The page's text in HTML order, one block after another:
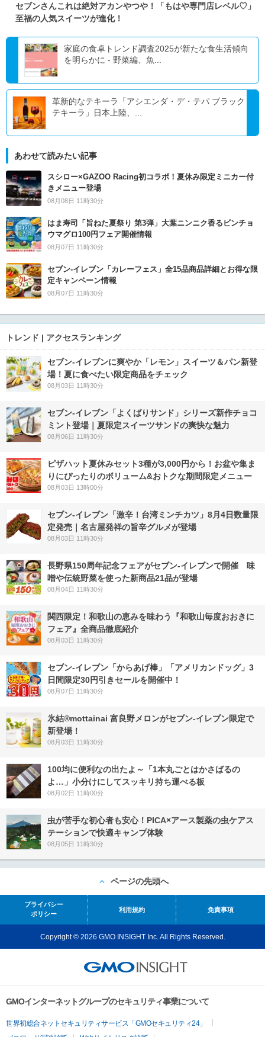
セブンさんこれは絶対アカンやつや！「もはや専門店レベル♡」
至福の人気スイーツが進化！
家庭の食卓トレンド調査2025が新たな食生活傾向
を明らかに - 野菜編、魚...
革新的なテキーラ「アシエンダ・デ・テパ ブラック
テキーラ」日本上陸、...
あわせて読みたい記事
スシロー×GAZOO Racing初コラボ！夏休み限定ミニカー付
きメニュー登場
08月08日 11時30分
はま寿司「旨ねた夏祭り 第3弾」大葉ニンニク香るビンチョ
ウマグロ100円フェア開催情報
08月07日 11時30分
セブン‐イレブン「カレーフェス」全15品商品詳細とお得な限
定キャンペーン情報
08月07日 11時30分
トレンド | アクセスランキング
セブン‐イレブンに爽やか「レモン」スイーツ＆パン新登
場！夏に食べたい限定商品をチェック
08月03日 11時30分
セブン‐イレブン「よくばりサンド」シリーズ新作チョコ
ミント登場｜夏限定スイーツサンドの爽快な魅力
08月06日 11時30分
ピザハット夏休みセット3種が3,000円から！お盆や集ま
りにぴったりのボリューム&おトクな期間限定メニュー
08月03日 13時00分
セブン-イレブン「激辛！台湾ミンチカツ」8月4日数量限
定発売｜名古屋発祥の旨辛グルメが登場
08月03日 11時30分
長野県150周年記念フェアがセブン-イレブンで開催 味
噌や伝統野菜を使った新商品21品が登場
08月04日 11時30分
関西限定！和歌山の恵みを味わう『和歌山毎度おおきに
フェア』全商品徹底紹介
08月03日 11時30分
セブン‐イレブン「からあげ棒」「アメリカンドッグ」3
日間限定30円引きセールを開催中！
08月07日 11時30分
氷結®mottainai 富良野メロンがセブン‐イレブン限定で
新登場！
08月03日 11時30分
100均に便利なの出たよ～「1本丸ごとはかさばるの
よ…」小分けにしてスッキリ持ち運べる板
08月02日 11時00分
虫が苦手な初心者も安心！PICA×アース製薬の虫ケアス
テーションで快適キャンプ体験
08月05日 11時30分
ページの先頭へ
プライバシー
ポリシー
利用規約 免責事項
Copyright © 2026 GMO INSIGHT Inc. All Rights Reserved.
GMOインターネットグループのセキュリティ事業について
世界初総合ネットセキュリティサービス「GMOセキュリティ24」